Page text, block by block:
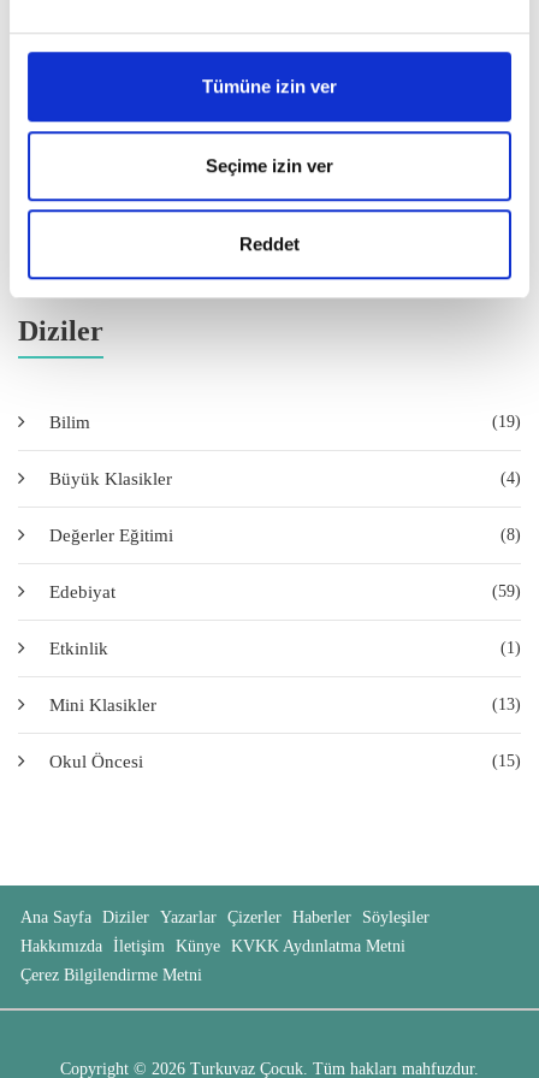
Tümüne izin ver
Seçime izin ver
Reddet
Diziler
Bilim (19)
Büyük Klasikler (4)
Değerler Eğitimi (8)
Edebiyat (59)
Etkinlik (1)
Mini Klasikler (13)
Okul Öncesi (15)
Ana Sayfa Diziler Yazarlar Çizerler Haberler
Söyleşiler
Hakkımızda İletişim Künye KVKK Aydınlatma Metni
Çerez Bilgilendirme Metni
Copyright © 2026 Turkuvaz Çocuk. Tüm hakları mahfuzdur.